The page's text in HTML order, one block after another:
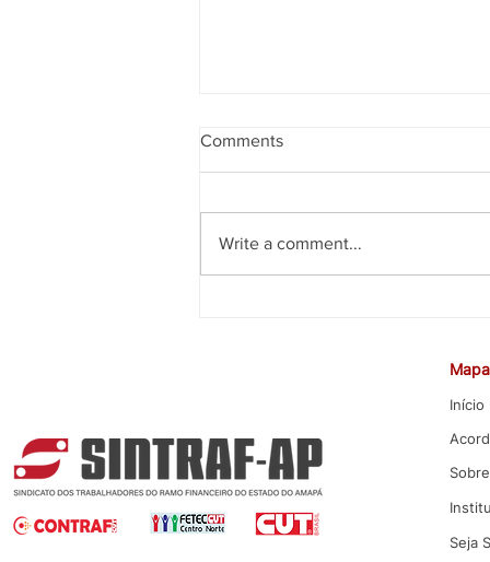
Comments
Write a comment...
Início
Seja